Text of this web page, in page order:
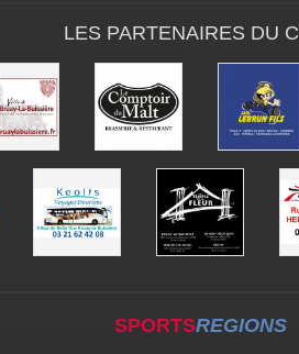
LES PARTENAIRES DU
SPORTSREGIONS